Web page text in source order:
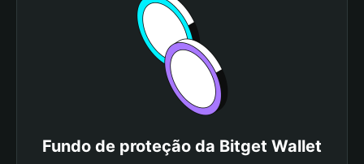
Fundo de proteção da Bitget Wallet